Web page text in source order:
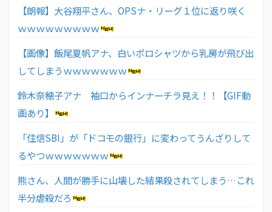
【朗報】大谷翔平さん、OPSナ・リーグ１位に返り咲く
ｗｗｗｗｗｗｗｗｗ
【画像】飯尾夏帆アナ、白いポロシャツから乳房が飛び出
してしまうｗｗｗｗｗｗｗ
鈴木奈穂子アナ 袖口からインナーチラ見え！！【GIF動
画あり】
「住信SBI」が「ドコモの銀行」に変わってうんざりして
るやつｗｗｗｗｗｗｗ
熊さん、人間が勝手に山壊した結果殺されてしまう…これ
半分虐殺だろ